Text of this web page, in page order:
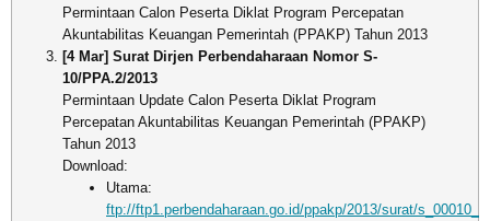
Permintaan Calon Peserta Diklat Program Percepatan
Akuntabilitas Keuangan Pemerintah (PPAKP) Tahun 2013
[4 Mar] Surat Dirjen Perbendaharaan Nomor S-
10/PPA.2/2013
Permintaan Update Calon Peserta Diklat Program
Percepatan Akuntabilitas Keuangan Pemerintah (PPAKP)
Tahun 2013
Download:
Utama:
ftp://ftp1.perbendaharaan.go.id/ppakp/2013/surat/